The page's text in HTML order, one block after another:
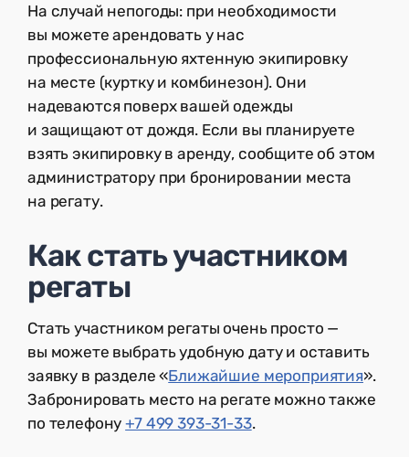
На случай непогоды: при необходимости
вы можете арендовать у нас
профессиональную яхтенную экипировку
на месте (куртку и комбинезон). Они
надеваются поверх вашей одежды
и защищают от дождя. Если вы планируете
взять экипировку в аренду, сообщите об этом
администратору при бронировании места
на регату.
Как стать участником
регаты
Стать участником регаты очень просто —
вы можете выбрать удобную дату и оставить
заявку в разделе «Ближайшие мероприятия».
Забронировать место на регате можно также
по телефону+7 499 393-31-33.